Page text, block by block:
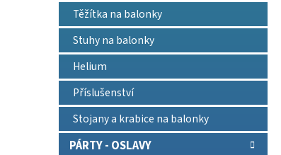
Těžítka na balonky
Stuhy na balonky
Helium
Příslušenství
Stojany a krabice na balonky
PÁRTY - OSLAVY